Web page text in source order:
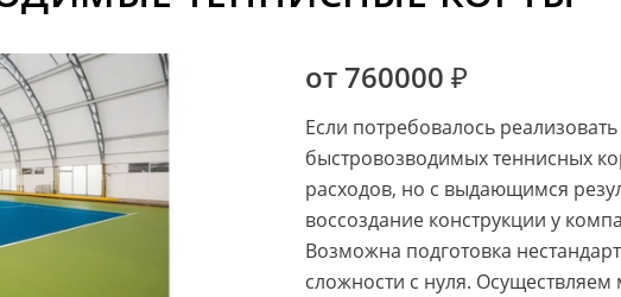
от 760000 ₽
Если потребовалось
быстровозводимых теннисных
расходов, но с выдающимся
воссоздание конструкции у
Возможна подготовка
сложности с нуля.